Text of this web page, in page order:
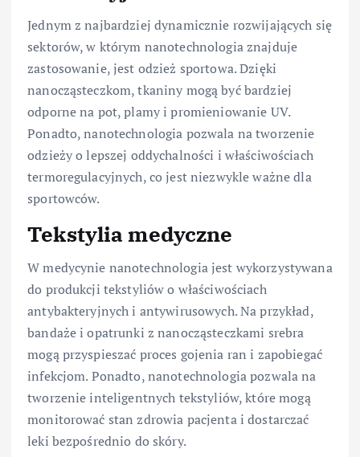
Jednym z najbardziej dynamicznie rozwijających się
sektorów, w którym nanotechnologia znajduje
zastosowanie, jest odzież sportowa. Dzięki
nanocząsteczkom, tkaniny mogą być bardziej
odporne na pot, plamy i promieniowanie UV.
Ponadto, nanotechnologia pozwala na tworzenie
odzieży o lepszej oddychalności i właściwościach
termoregulacyjnych, co jest niezwykle ważne dla
sportowców.
Tekstylia medyczne
W medycynie nanotechnologia jest wykorzystywana
do produkcji tekstyliów o właściwościach
antybakteryjnych i antywirusowych. Na przykład,
bandaże i opatrunki z nanocząsteczkami srebra
mogą przyspieszać proces gojenia ran i zapobiegać
infekcjom. Ponadto, nanotechnologia pozwala na
tworzenie inteligentnych tekstyliów, które mogą
monitorować stan zdrowia pacjenta i dostarczać
leki bezpośrednio do skóry.